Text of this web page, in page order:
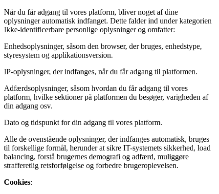
Når du får adgang til vores platform, bliver noget af dine
oplysninger automatisk indfanget. Dette falder ind under kategorien
Ikke-identificerbare personlige oplysninger og omfatter:
Enhedsoplysninger, såsom den browser, der bruges, enhedstype,
styresystem og applikationsversion.
IP-oplysninger, der indfanges, når du får adgang til platformen.
Adfærdsoplysninger, såsom hvordan du får adgang til vores
platform, hvilke sektioner på platformen du besøger, varigheden af
din adgang osv.
Dato og tidspunkt for din adgang til vores platform.
Alle de ovenstående oplysninger, der indfanges automatisk, bruges
til forskellige formål, herunder at sikre IT-systemets sikkerhed, load
balancing, forstå brugernes demografi og adfærd, muliggøre
strafferetlig retsforfølgelse og forbedre brugeroplevelsen.
Cookies: